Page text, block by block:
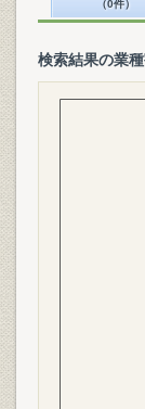
（0件）
検索結果の業